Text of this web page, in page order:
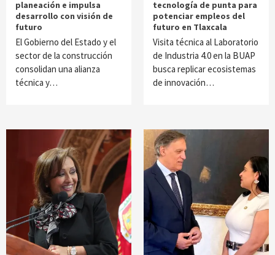
planeación e impulsa
desarrollo con visión de
futuro
El Gobierno del Estado y el
sector de la construcción
consolidan una alianza
técnica y…
tecnología de punta para
potenciar empleos del
futuro en Tlaxcala
Visita técnica al Laboratorio
de Industria 4.0 en la BUAP
busca replicar ecosistemas
de innovación…